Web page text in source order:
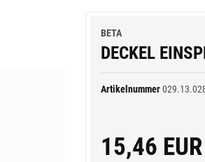
BETA
DECKEL
Artikelnummer
15,46 EUR